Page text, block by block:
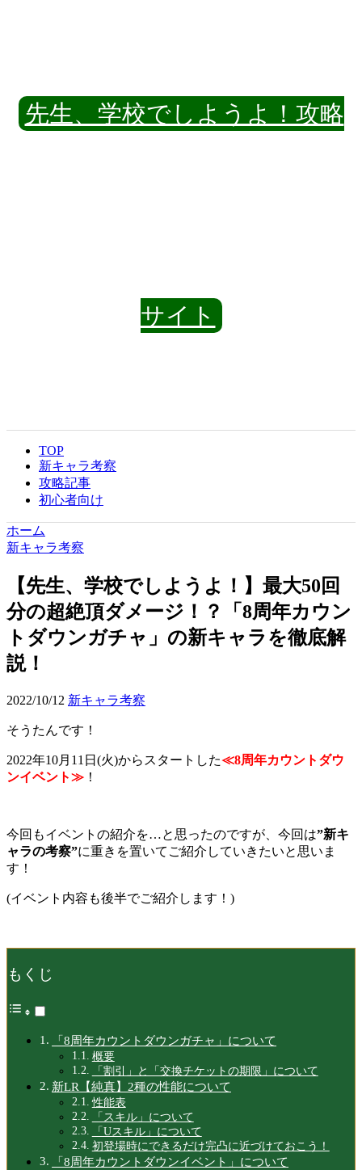
先生、学校でしようよ！攻略
サイト
TOP
新キャラ考察
攻略記事
初心者向け
ホーム
新キャラ考察
【先生、学校でしようよ！】最大50回
分の超絶頂ダメージ！？「8周年カウン
トダウンガチャ」の新キャラを徹底解
説！
2022/10/12 新キャラ考察
そうたんです！
2022年10月11日(火)からスタートした≪8周年カウントダウ
ンイベント≫ ！
今回もイベントの紹介を…と思ったのですが、今回は”新キ
ャラの考察”に重きを置いてご紹介していきたいと思いま
す！
(イベント内容も後半でご紹介します！)
もくじ
「8周年カウントダウンガチャ」について
概要
「割引」と「交換チケットの期限」について
新LR【純真】2種の性能について
性能表
「スキル」について
「Uスキル」について
初登場時にできるだけ完凸に近づけておこう！
「8周年カウントダウンイベント」について